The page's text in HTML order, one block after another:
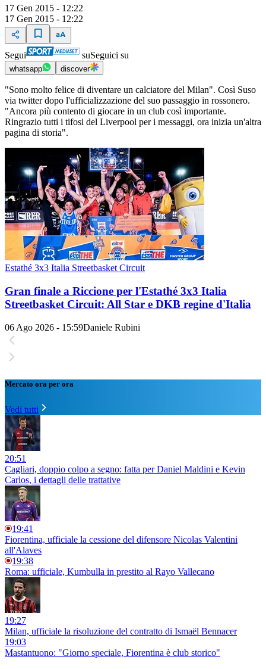
17 Gen 2015 - 12:22
17 Gen 2015 - 12:22
Segui suSeguici su
whatsapp discover
"Sono molto felice di diventare un calciatore del Milan". Così Suso
via twitter dopo l'ufficializzazione del suo passaggio in rossonero.
"Ancora più contento di giocare in un club così importante.
Ringrazio tutti i tifosi del Liverpool per i messaggi, ora inizia un'altra
pagina di storia".
Estathé 3x3 Italia Streetbasket Circuit
Gran finale a Riccione per l'Estathé 3x3 Italia
Streetbasket Circuit: All Star e DKB regine d'Italia
06 Ago 2026 - 15:59Daniele Rubini
Mercato ora per ora
Vedi tutti
20:51
Cagliari, doppio colpo a segno: fatta per Daniel Maldini e Kevin
Carlos, i dettagli delle trattative
19:41
Fiorentina, ufficiale la cessione del difensore Nicolas Valentini
all'Alaves
19:38
Roma: ufficiale, Kumbulla in prestito al Rayo Vallecano
19:27
Milan, ufficiale la risoluzione del contratto di Ismaël Bennacer
19:03
Mastantuono: "Giorno speciale, Fiorentina è club storico"